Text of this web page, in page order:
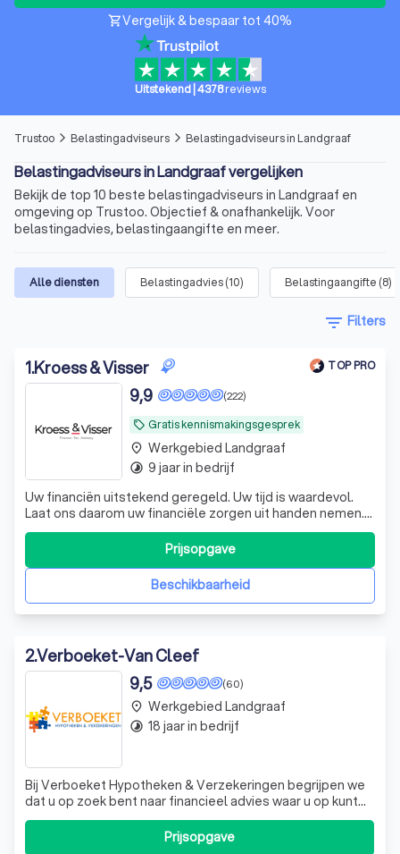
shopping_cartVergelijk & bespaar tot 40%
Uitstekend| 4378 reviews
Trustoo arrow_forward_ios Belastingadviseurs arrow_forward_ios Belastingadviseurs in Landgraaf
Belastingadviseurs in Landgraaf vergelijken
Bekijk de top 10 beste belastingadviseurs in Landgraaf en
omgeving op Trustoo. Objectief & onafhankelijk. Voor
belastingadvies, belastingaangifte en meer.
Alle diensten Belastingadvies(10) Belastingaangifte (8)
filter_list Filters
1.Kroess & Visser TOP PRO
local_offer Gratis kennismakingsgesprek
(222)
9,9
Uw financiën uitstekend geregeld. Uw tijd is waardevol.
Laat ons daarom uw financiële zorgen uit handen nemen.
De experts van KroessVisser beheren al uw financiële
processen van A tot Z, zodat u met een gerust hart kunt
ondernemen. KroessVisser | Finance - Tax - Advisory ☎️
Plan een GRATIS ADVIESBeschikbaarheid
Prijsopgave
place Werkgebied Landgraaf
timelapse 9 jaar in bedrijf
2.Verboeket-Van Cleef
(60)
9,5
Bij Verboeket Hypotheken & Verzekeringen begrijpen we
dat u op zoek bent naar financieel advies waar u op kunt
vertrouwen. Wij zijn gespecialiseerd in het bieden van de
beste prijs-kwaliteitverhouding, zonder dat u er omkijken
naar heeft. Of het nu gaat om gebeurtenissen rondom uw
Prijsopgave
place Werkgebied Landgraaf
timelapse 18 jaar in bedrijf